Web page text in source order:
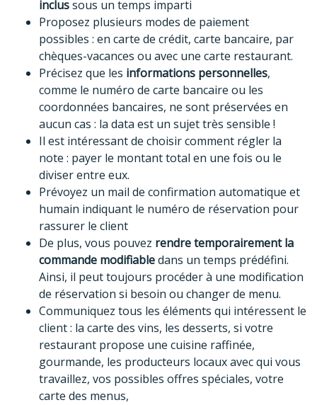
inclussous un temps imparti
Proposez plusieurs modes de paiement
possibles : en carte de crédit, carte bancaire, par
chèques-vacances ou avec une carte restaurant.
Précisez que les informations personnelles,
comme le numéro de carte bancaire ou les
coordonnées bancaires, ne sont préservées en
aucun cas : la data est un sujet très sensible !
Il est intéressant de choisir comment régler la
note : payer le montant total en une fois ou le
diviser entre eux.
Prévoyez un mail de confirmation automatique et
humain indiquant le numéro de réservation pour
rassurer le client
De plus, vous pouvez rendre temporairement la
commande modifiabledans un temps prédéfini.
Ainsi, il peut toujours procéder à une modification
de réservation si besoin ou changer de menu.
Communiquez tous les éléments qui intéressent le
client : la carte des vins, les desserts, si votre
restaurant propose une cuisine raffinée,
gourmande, les producteurs locaux avec qui vous
travaillez, vos possibles offres spéciales, votre
carte des menus,